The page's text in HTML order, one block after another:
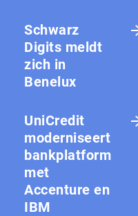
Schwarz
Digits meldt
zich in
Benelux
UniCredit
moderniseert
bankplatform
met
Accenture en
IBM